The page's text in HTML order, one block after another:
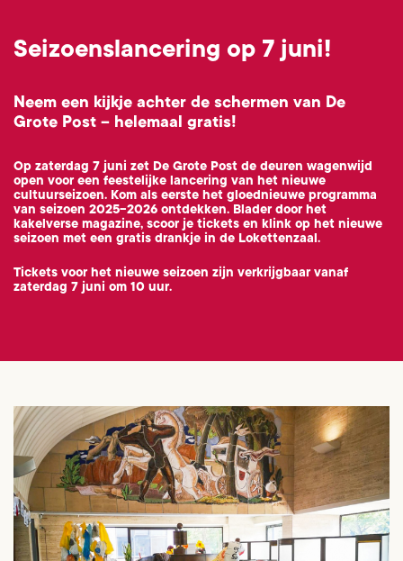
Seizoenslancering op 7 juni!
Neem een kijkje achter de schermen van De
Grote Post – helemaal gratis!
Op zaterdag 7 juni zet De Grote Post de deuren wagenwijd
open voor een feestelijke lancering van het nieuwe
cultuurseizoen. Kom als eerste het gloednieuwe programma
van seizoen 2025-2026 ontdekken. Blader door het
kakelverse magazine, scoor je tickets en klink op het nieuwe
seizoen met een gratis drankje in de Lokettenzaal.
Tickets voor het nieuwe seizoen zijn verkrijgbaar vanaf
zaterdag 7 juni om 10 uur.